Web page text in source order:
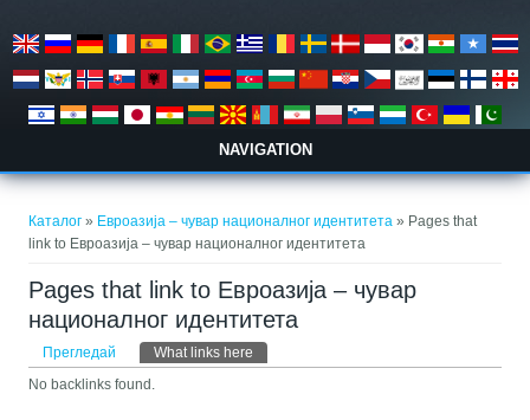
NAVIGATION
Каталог » Евроазија – чувар националног идентитета » Pages that
link to Евроазија – чувар националног идентитета
Pages that link to Евроазија – чувар
националног идентитета
Primary tabs
Прегледай What links here
No backlinks found.